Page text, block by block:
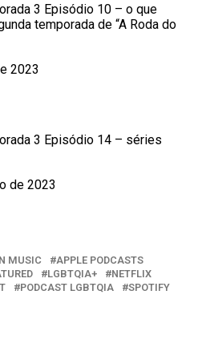
3 Episódio 10 – o que
temporada de “A Roda do
2023
3 Episódio 14 – séries
de 2023
MUSIC
APPLE PODCASTS
LGBTQIA+
NETFLIX
PODCAST LGBTQIA SPOTIFY